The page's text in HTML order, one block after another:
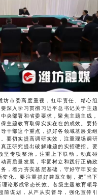
市委高度重视，扛牢责任、精心组
深入学习贯彻习近平总书记关于主题
央部署和省委要求，聚焦主题主线，
主题教育取得实实在在的成效。要持
干部这个重点，抓好各领域基层党组
要切实提高调研实效，注重现场调研
正研究提出破解难题的实招硬招。要
坚专项整治，注重上下联动，动真碰
高质量发展，牢固树立和践行正确政
，着力夯实基层基础，守好守牢安全
化。要注重抓好建章立制，把“当下
论形成常态长效。各级主题教育领导
谋划，从严从实督导，强化宣传引